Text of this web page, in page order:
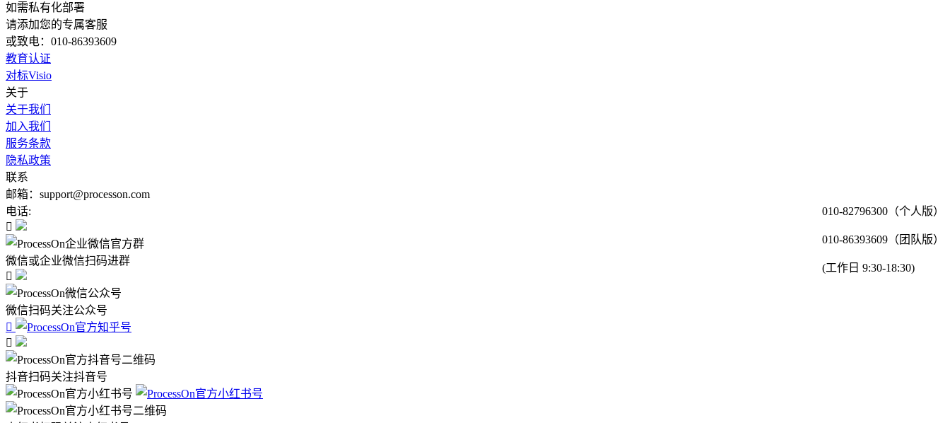
如需私有化部署
请添加您的专属客服
或致电：010-86393609
教育认证
对标Visio
关于
关于我们
加入我们
服务条款
隐私政策
联系
邮箱：support@processon.com
电话:
010-82796300（个人版）
010-86393609（团队版）
(工作日 9:30-18:30)

微信或企业微信扫码进群

微信扫码关注公众号


抖音扫码关注抖音号